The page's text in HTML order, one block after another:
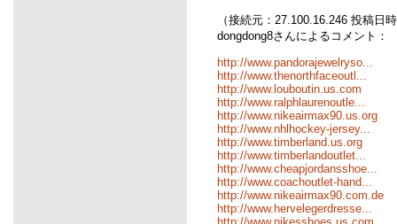
（接続元：27.100.16.246 投稿日
dongdong8さんによるコメント：
http://www.pandorajewelryso...
http://www.thenorthfaceoutl...
http://www.louboutin.us.com
http://www.ralphlaurenoutle...
http://www.nikeairmax90.us.org
http://www.nhlhockey-jersey...
http://www.timberland.us.org
http://www.timberlandoutlet...
http://www.cheapjordansshoe...
http://www.coachoutlet-hand...
http://www.nikeairmax90.com.de
http://www.hervelegerdresse...